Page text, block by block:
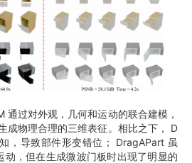
通过对外观，几何和运动的联合建模，
成物理合理的三维表征。相比之下， D
，导致部件形变错位； DragAPart 虽
，但在生成微波门板时出现了明显的